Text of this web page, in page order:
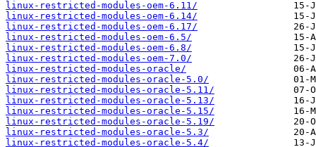
linux-restricted-modules-oem-6.11/
linux-restricted-modules-oem-6.14/
linux-restricted-modules-oem-6.17/
linux-restricted-modules-oem-6.5/
linux-restricted-modules-oem-6.8/
linux-restricted-modules-oem-7.0/
linux-restricted-modules-oracle/
linux-restricted-modules-oracle-5.0/
linux-restricted-modules-oracle-5.11/
linux-restricted-modules-oracle-5.13/
linux-restricted-modules-oracle-5.15/
linux-restricted-modules-oracle-5.19/
linux-restricted-modules-oracle-5.3/
linux-restricted-modules-oracle-5.4/